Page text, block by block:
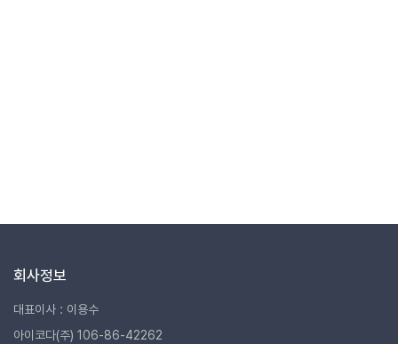
회사정보
대표이사 : 이용수
아이코다(주) 106-86-42262